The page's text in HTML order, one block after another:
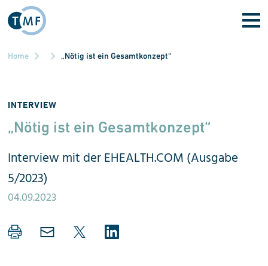
Skip to main content
Home „Nötig ist ein Gesamtkonzept“
INTERVIEW
„Nötig ist ein Gesamt­konzept“
Interview mit der EHEALTH.COM (Ausgabe
5/2023)
04.09.2023